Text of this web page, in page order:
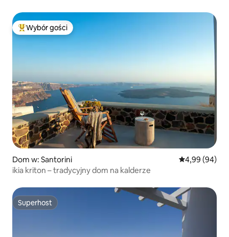
Najpopularniejsze z kategorii Wybór gości
Wybór gości
Dom w: Santorini Średnia
4,99 (94)
ikia kriton – tradycyjny dom na kalderze
Superhost
Superhost